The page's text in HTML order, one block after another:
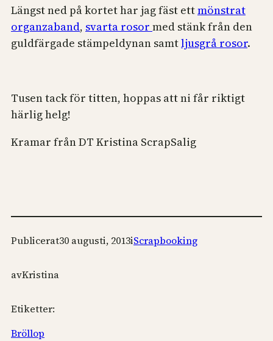
Längst ned på kortet har jag fäst ettmönstrat
organzaband, svarta rosor med stänk från den
guldfärgade stämpeldynan samtljusgrå rosor.
Tusen tack för titten, hoppas att ni får riktigt
härlig helg!
Kramar från DT Kristina ScrapSalig
Publicerat30 augusti, 2013iScrapbooking
avKristina
Etiketter:
Bröllop